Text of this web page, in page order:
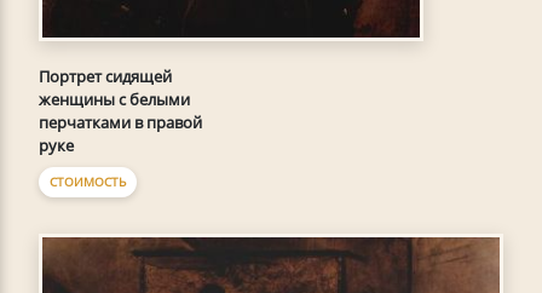
Портрет сидящей
женщины с белыми
перчатками в правой
руке
СТОИМОСТЬ